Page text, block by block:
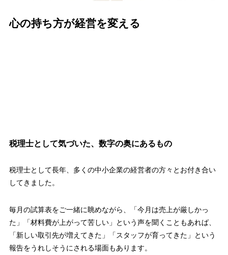
心の持ち方が経営を変える
税理士として気づいた、数字の奥にあるもの
税理士として長年、多くの中小企業の経営者の方々とお付き合い
してきました。
毎月の試算表をご一緒に眺めながら、「今月は売上が厳しかっ
た」「材料費が上がって苦しい」という声を聞くこともあれば、
「新しい取引先が増えてきた」「スタッフが育ってきた」という
報告をうれしそうにされる場面もあります。